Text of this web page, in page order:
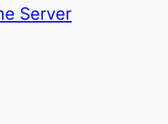
Server